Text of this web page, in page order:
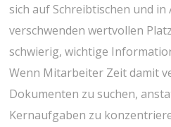
sich auf Schreibtischen und
verschwenden wertvollen
schwierig, wichtige
Wenn Mitarbeiter Zeit damit
Dokumenten zu suchen,
Kernaufgaben zu